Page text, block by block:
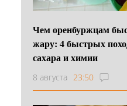
Чем оренбуржцам
жару: 4 быстрых
сахара и химии
8 августа 23:50